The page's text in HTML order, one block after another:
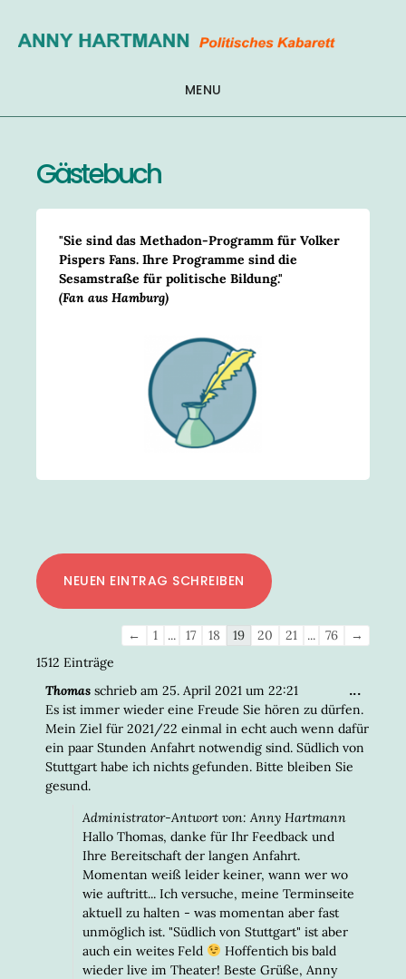
springen
MENU
Gästebuch
"Sie sind das Methadon-Programm für Volker
Pispers Fans. Ihre Programme sind die
Sesamstraße für politische Bildung."
(Fan aus Hamburg)
Navigation
← 1 ... 17 18 19 20 21 ... 76
→
1512 Einträge
Thomas schrieb am 25. April 2021 um 22:21
Es ist immer wieder eine Freude Sie hören zu dürfen.
Mein Ziel für 2021/22 einmal in echt auch wenn dafür
ein paar Stunden Anfahrt notwendig sind. Südlich von
Stuttgart habe ich nichts gefunden. Bitte bleiben Sie
gesund.
Administrator-Antwort von: Anny Hartmann
Hallo Thomas, danke für Ihr Feedback und
Ihre Bereitschaft der langen Anfahrt.
Momentan weiß leider keiner, wann wer wo
wie auftritt... Ich versuche, meine Terminseite
aktuell zu halten - was momentan aber fast
unmöglich ist. "Südlich von Stuttgart" ist aber
auch ein weites Feld
Hoffentich bis bald
wieder live im Theater! Beste Grüße, Anny
...DIESE
EIN-/